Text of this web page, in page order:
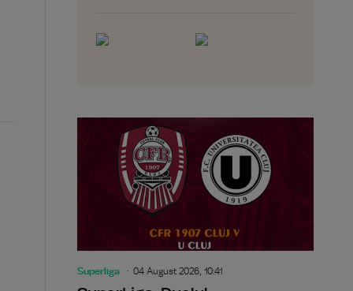
Superliga 04 August 2026, 10:41